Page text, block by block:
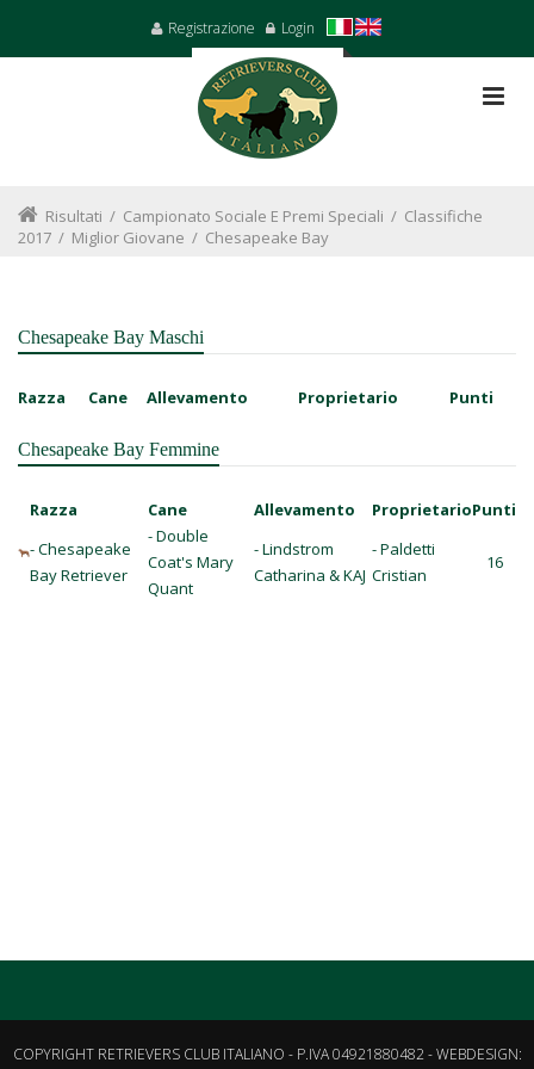
Registrazione Login
Risultati / Campionato Sociale E Premi Speciali / Classifiche
2017 / Miglior Giovane / Chesapeake Bay
Chesapeake Bay Maschi
Razza Cane Allevamento Proprietario Punti
Chesapeake Bay Femmine
Razza Cane Allevamento ProprietarioPunti
- Chesapeake
Bay Retriever
- Double
Coat's Mary
Quant
- Lindstrom
Catharina & KAJ
- Paldetti
Cristian
16
COPYRIGHT RETRIEVERS CLUB ITALIANO - P.IVA 04921880482 - WEBDESIGN: